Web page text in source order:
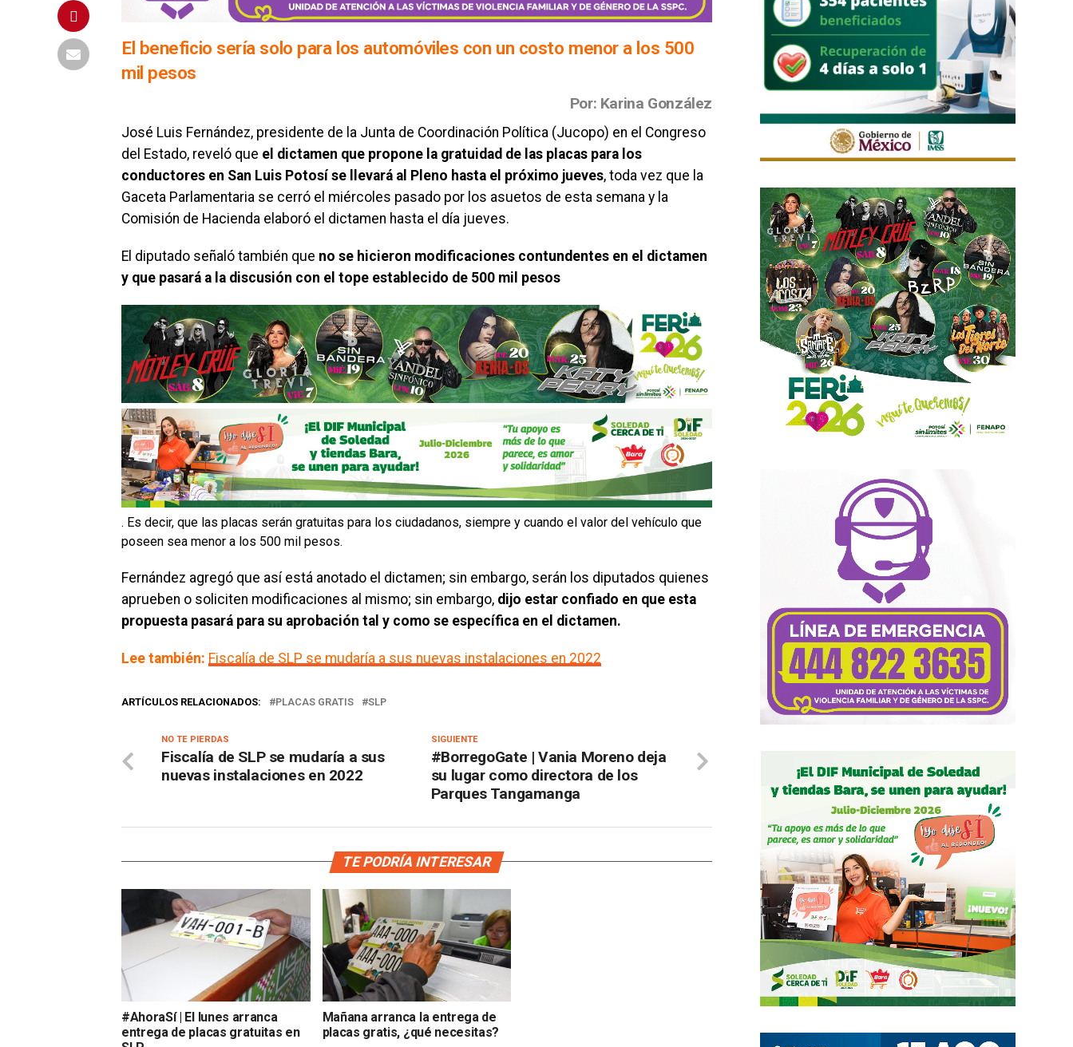
El beneficio sería solo para los automóviles con un costo menor a los 500
mil pesos
Por: Karina González
José Luis Fernández, presidente de la Junta de Coordinación Política (Jucopo) en el Congreso
del Estado, reveló que el dictamen que propone la gratuidad de las placas para los
conductores en San Luis Potosí se llevará al Pleno hasta el próximo jueves, toda vez que la
Gaceta Parlamentaria se cerró el miércoles pasado por los asuetos de esta semana y la
Comisión de Hacienda elaboró el dictamen hasta el día jueves.
El diputado señaló también que no se hicieron modificaciones contundentes en el dictamen
y que pasará a la discusión con el tope establecido de 500 mil pesos
. Es decir, que las placas serán gratuitas para los ciudadanos, siempre y cuando el valor del vehículo que
poseen sea menor a los 500 mil pesos.
Fernández agregó que así está anotado el dictamen; sin embargo, serán los diputados quienes
aprueben o soliciten modificaciones al mismo; sin embargo, dijo estar confiado en que esta
propuesta pasará para su aprobación tal y como se específica en el dictamen.
Lee también: Fiscalía de SLP se mudaría a sus nuevas instalaciones en 2022
ARTÍCULOS RELACIONADOS: PLACAS GRATIS SLP
SIGUIENTE
#BorregoGate | Vania Moreno deja
su lugar como directora de los
Parques Tangamanga
NO TE PIERDAS
Fiscalía de SLP se mudaría a sus
nuevas instalaciones en 2022
TE PODRÍA INTERESAR
#AhoraSí | El lunes arranca
entrega de placas gratuitas en
Mañana arranca la entrega de
placas gratis, ¿qué necesitas?